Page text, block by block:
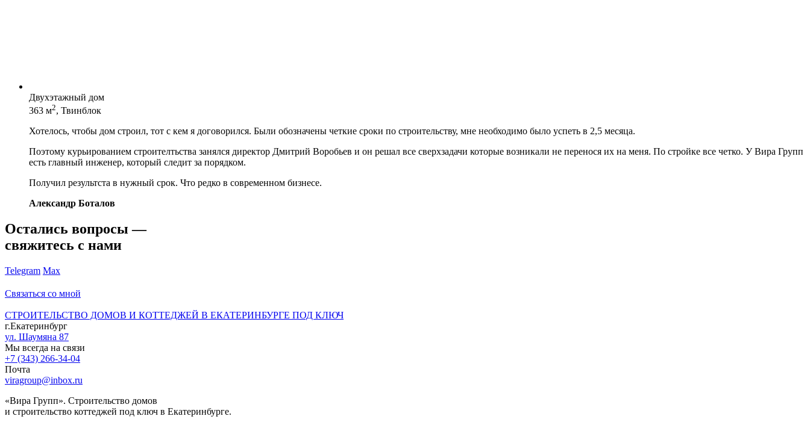
Двухэтажный дом
363 м2, Твинблок
Хотелось, чтобы дом строил, тот с кем я договорился. Были обозначены четкие сроки по строительству, мне необходимо было успеть в 2,5 месяца.
Поэтому курьированием строителтьства занялся директор Дмитрий Воробьев и он решал все сверхзадачи которые возникали не перенося их на меня. По стройке все четко. У Вира Групп
есть главный инженер, который следит за порядком.
Получил результста в нужный срок. Что редко в современном бизнесе.
Александр Боталов
Остались вопросы —
свяжитесь с нами
Telegram Max
Связаться со мной
СТРОИТЕЛЬСТВО ДОМОВ И КОТТЕДЖЕЙ В ЕКАТЕРИНБУРГЕ ПОД КЛЮЧ
г.Екатеринбург
ул. Шаумяна 87
Мы всегда на связи
+7 (343) 266-34-04
Почта
viragroup@inbox.ru
«Вира Групп». Строительство домов
и строительство коттеджей под ключ в Екатеринбурге.